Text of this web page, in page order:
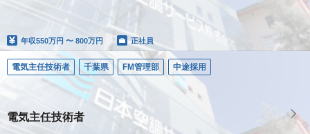
年収550万円 〜 800万円 正社員
電気主任技術者 千葉県 FM管理部 中途採用
電気主任技術者